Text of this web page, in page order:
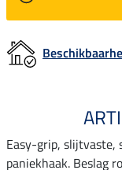
Easy-grip,
paniekhaak. Beslag